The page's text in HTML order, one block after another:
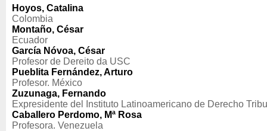
Hoyos, Catalina
Colombia
Montaño, César
Ecuador
García Nóvoa, César
Profesor de Dereito da USC
Pueblita Fernández, Arturo
Profesor. México
Zuzunaga, Fernando
Expresidente del Instituto Latinoamericano de Derecho
Caballero Perdomo, Mª Rosa
Profesora. Venezuela